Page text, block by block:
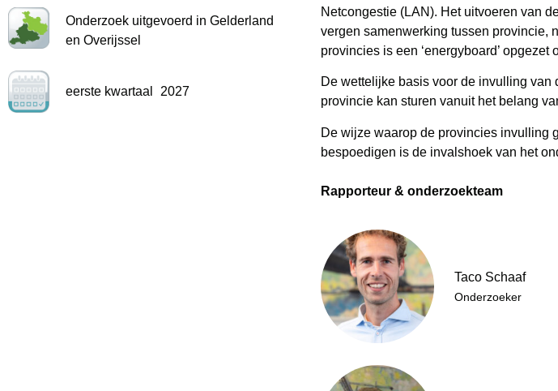
Onderzoek uitgevoerd in Gelderland
en Overijssel
eerste kwartaal 2027
Netcongestie (LAN). Het uitvoeren van
vergen samenwerking tussen provincie,
provincies is een ‘energyboard’
De wettelijke basis voor de invulling
provincie kan sturen vanuit het belang
De wijze waarop de provincies invulling
bespoedigen is de invalshoek van het
Rapporteur & onderzoekteam
Taco Schaaf
Onderzoeker